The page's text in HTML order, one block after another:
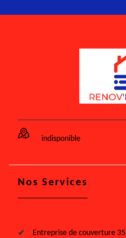
indisponible
Nos Services
Entreprise de couverture 35